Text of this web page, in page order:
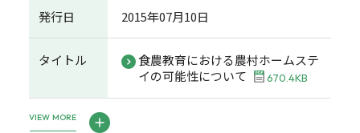
発行日 2015年07月10日
タイトル
食農教育における農村ホームステ
イの可能性について
670.4KB
VIEW MORE